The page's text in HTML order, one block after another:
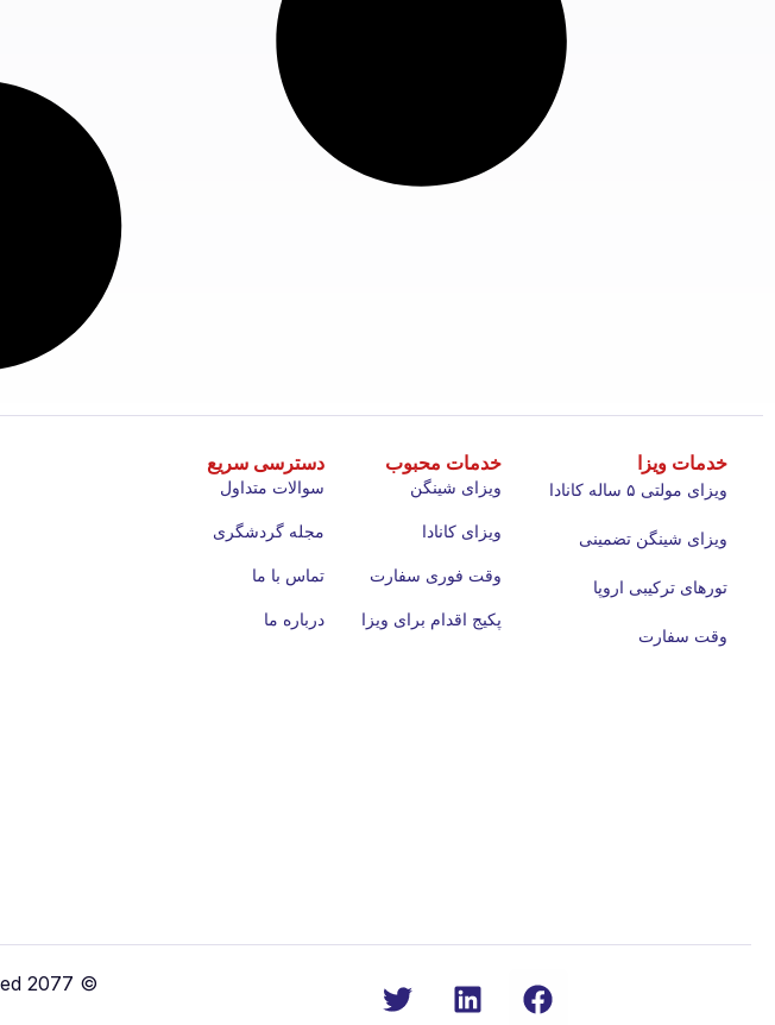
خدمات ویزا
ویزای مولتی ۵ ساله کانادا
ویزای شینگن تضمینی
تورهای ترکیبی اروپا
وقت سفارت
خدمات محبوب
ویزای شینگن
ویزای کانادا
وقت فوری سفارت
پکیج اقدام برای ویزا
دسترسی سریع
سوالات متداول
مجله گردشگری
تماس با ما
درباره ما
© 2077 OKVisa.ir. All rights reserved.